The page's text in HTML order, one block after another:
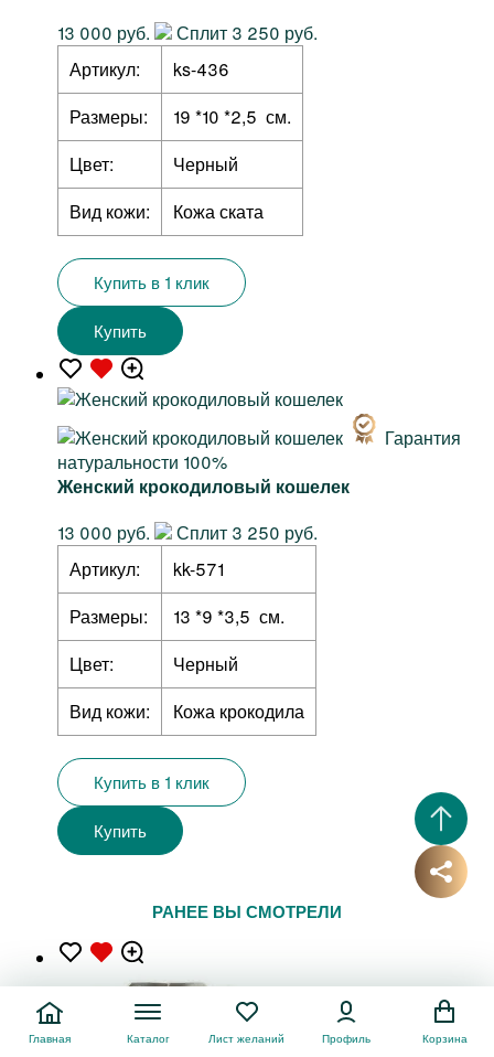
13 000 руб.
Сплит 3 250 руб.
Артикул:
ks-436
Размеры:
19 *10 *2,5 см.
Цвет:
Черный
Вид кожи:
Кожа ската
Купить в 1 клик
Купить
Гарантия
натуральности 100%
Женский крокодиловый кошелек
13 000 руб.
Сплит 3 250 руб.
Артикул:
kk-571
Размеры:
13 *9 *3,5 см.
Цвет:
Черный
Вид кожи:
Кожа крокодила
Купить в 1 клик
Купить
РАНЕЕ ВЫ СМОТРЕЛИ
Главная Каталог Лист желаний Профиль Корзина